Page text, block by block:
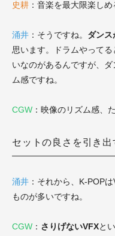
史耕 ：音楽を最大限楽し
涌井 ：そうですね。 ダンス
思います。ドラムやって
いなのがあるんですが、
ム感ですね。
CGW ：映像のリズム感、
セットの良さを引き出
涌井 ：それから、K-POP
ものが多いですね。
CGW ： さりげないVFXと